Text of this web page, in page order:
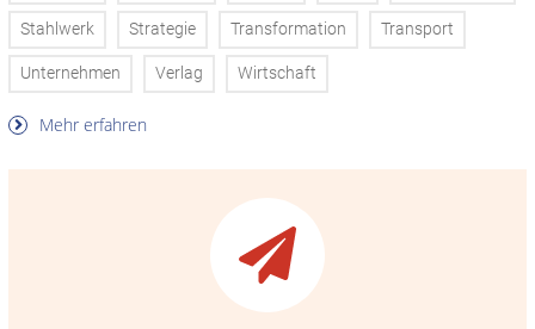
Stahlwerk Strategie Transformation Transport
Unternehmen Verlag Wirtschaft
Mehr erfahren